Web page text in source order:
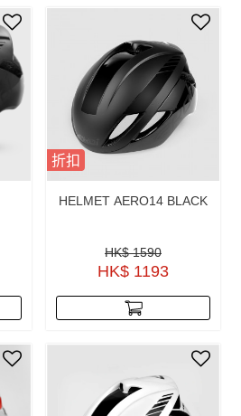
折扣
HELMET AERO14 BLACK
HK$ 1590
HK$ 1193